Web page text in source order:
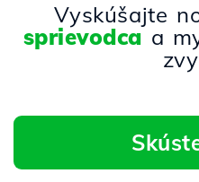
Vyskúšajte
sprievodca a